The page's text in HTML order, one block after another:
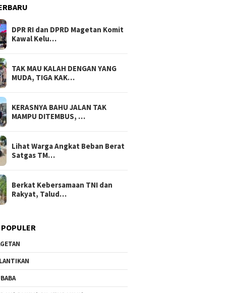
DPR RI dan DPRD Magetan Komit
Kawal Kelu…
TAK MAU KALAH DENGAN YANG
MUDA, TIGA KAK…
KERASNYA BAHU JALAN TAK
MAMPU DITEMBUS, …
Lihat Warga Angkat Beban Berat
Satgas TM…
Berkat Kebersamaan TNI dan
Rakyat, Talud…